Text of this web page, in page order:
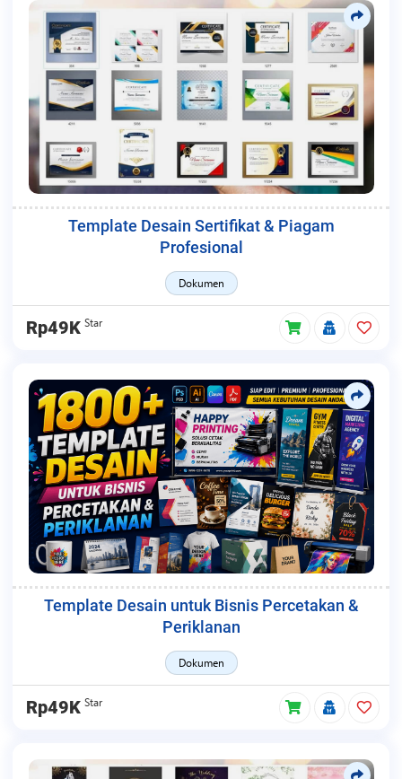
Template Desain Sertifikat & Piagam
Profesional
Dokumen
Rp49K Star
Template Desain untuk Bisnis Percetakan &
Periklanan
Dokumen
Rp49K Star